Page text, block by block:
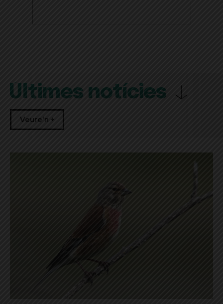
Últimes notícies
Veure'n +